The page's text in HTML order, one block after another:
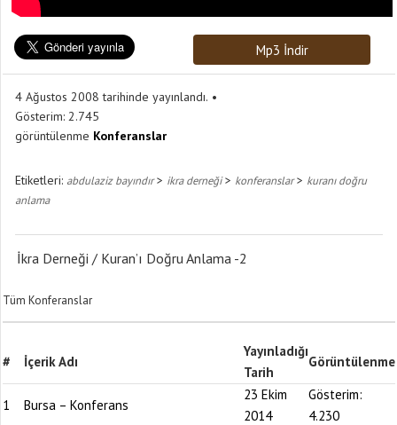
Mp3 İndir
4 Ağustos 2008 tarihinde yayınlandı.
Gösterim: 2.745
görüntülenme Konferanslar
Etiketleri: abdulaziz bayındır> ikra derneği> konferanslar> kuranı doğru
anlama
İkra Derneği / Kuran’ı Doğru Anlama -2
Tüm Konferanslar
# İçerik Adı
Yayınladığı
Tarih
Görüntülenme
1 Bursa – Konferans
23 Ekim
2014
Gösterim:
4.230